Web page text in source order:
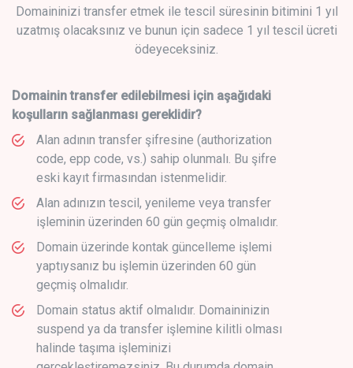
Domaininizi transfer etmek ile tescil süresinin bitimini 1 yıl
uzatmış olacaksınız ve bunun için sadece 1 yıl tescil ücreti
ödeyeceksiniz.
Domainin transfer edilebilmesi için aşağıdaki
koşulların sağlanması gereklidir?
Alan adının transfer şifresine (authorization
code, epp code, vs.) sahip olunmalı. Bu şifre
eski kayıt firmasından istenmelidir.
Alan adınızın tescil, yenileme veya transfer
işleminin üzerinden 60 gün geçmiş olmalıdır.
Domain üzerinde kontak güncelleme işlemi
yaptıysanız bu işlemin üzerinden 60 gün
geçmiş olmalıdır.
Domain status aktif olmalıdır. Domaininizin
suspend ya da transfer işlemine kilitli olması
halinde taşıma işleminizi